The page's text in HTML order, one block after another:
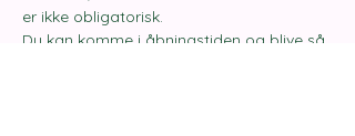
er ikke obligatorisk.
Du kan komme i åbningstiden og blive så